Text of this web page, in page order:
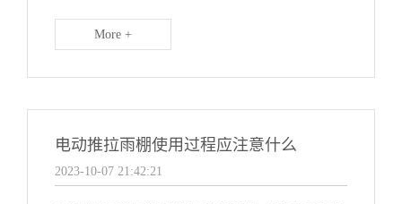
More +
电动推拉雨棚使用过程应注意什么
2023-10-07 21:42:21